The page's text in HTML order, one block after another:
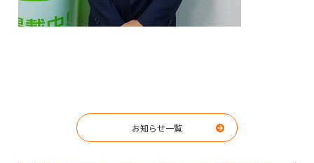
お知らせ一覧